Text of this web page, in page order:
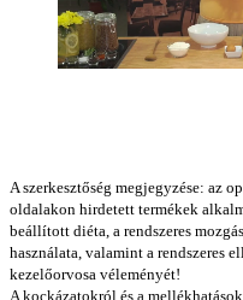
A szerkesztőség megjegyzése: az
oldalakon hirdetett termékek
beállított diéta, a rendszeres
használata, valamint a rendszeres
kezelőorvosa véleményét!
A kockázatokról és a